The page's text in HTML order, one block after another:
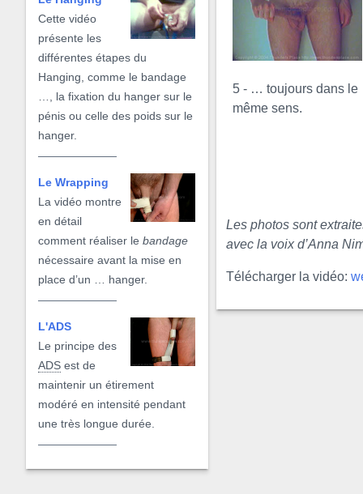
Cette vidéo
présente les
différentes étapes du
Hanging, comme le bandage
…, la fixation du hanger sur le
pénis ou celle des poids sur le
hanger.
Le Wrapping
La vidéo montre
en détail
comment réaliser lebandage
nécessaire avant la mise en
place d’un … hanger.
L'ADS
Le principe des
ADS est de
maintenir un étirement
modéré en intensité pendant
une très longue durée.
5 - … toujours dans le
même sens.
Les photos sont
avec la voix d’Anna
Télécharger la vidéo: